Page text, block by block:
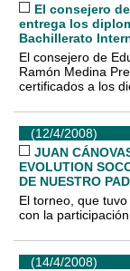
El consejero
entrega los
Bachillerato
El consejero de
Ramón Medina
certificados a los
(12/4/2008)
JUAN
EVOLUTION
DE NUESTRO
El torneo, que
con la
(14/4/2008)